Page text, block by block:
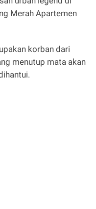
Merah Apartemen
korban dari
menutup mata akan